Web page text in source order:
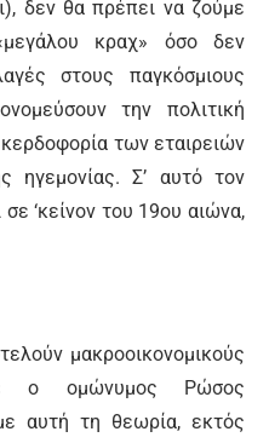
δεν θα πρέπει να ζούμε
κραχ» όσο δεν
στους παγκόσμιους
την πολιτική
των εταιρειών
ηγεμονίας. Σ’ αυτό τον
‘κείνον του 19ου αιώνα,
μακροοικονομικούς
ο ομώνυμος Ρώσος
αυτή τη θεωρία, εκτός